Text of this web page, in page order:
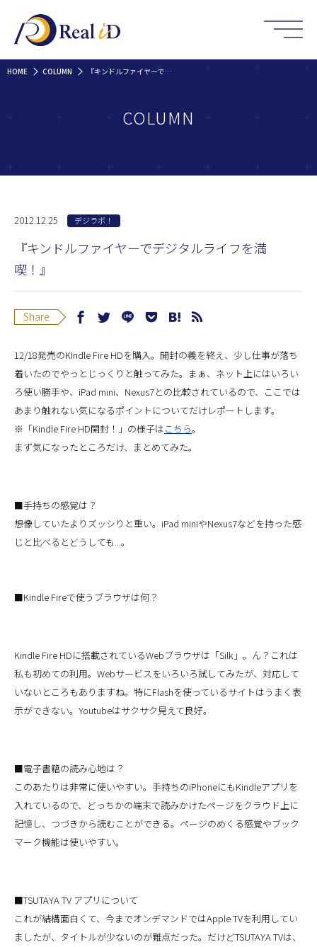
HOME COLUMN 『キンドルファイヤーでデジタルライフを満喫！』
COLUMN
2012.12.25 デジラボ！
『キンドルファイヤーでデジタルライフを満
喫！』
Share
12/18発売のKIndle Fire HDを購入。開封の義を終え、少し仕事が落ち
着いたのでやっとじっくりと触ってみた。まぁ、ネット上にはいろい
ろ使い勝手や、iPad mini、Nexus7との比較されているので、ここでは
あまり触れない気になるポイントについてだけレポートします。
※「Kindle Fire HD開封！」の様子はこちら。
まず気になったところだけ、まとめてみた。
■手持ちの感覚は？
想像していたよりズッシりと重い。iPad miniやNexus7などを持った感
じと比べるとどうしても...。
■Kindle Fireで使うブラウザは何？
Kindle Fire HDに搭載されているWebブラウザは「Silk」。ん？これは
私も初めての利用。Webサービスをいろいろ試してみたが、対応して
いないところもありますね。特にFlashを使っているサイトはうまく表
示ができない。Youtubeはサクサク見えて良好。
■電子書籍の読み心地は？
このあたりは非常に使いやすい。手持ちのiPhoneにもKindleアプリを
入れているので、どっちかの端末で読みかけたページをクラウド上に
記憶し、つづきから読むことができる。ページのめくる感覚やブック
マーク機能は使いやすい。
■TSUTAYA TV アプリについて
これが結構面白くて、今までオンデマンドではApple TVを利用してい
ましたが、タイトルが少ないのが難点だった。だけどTSUTAYA TVは、